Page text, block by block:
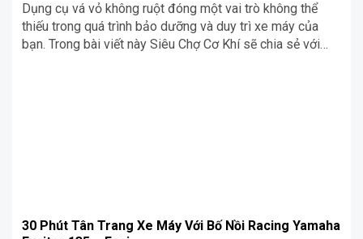
Dụng cụ vá vỏ không ruột đóng một vai trò không thể
thiếu trong quá trình bảo dưỡng và duy trì xe máy của
bạn. Trong bài viết này Siêu Chợ Cơ Khí sẽ chia sẻ với
30 Phút Tân Trang Xe Máy Với Bố Nồi Racing Yamaha